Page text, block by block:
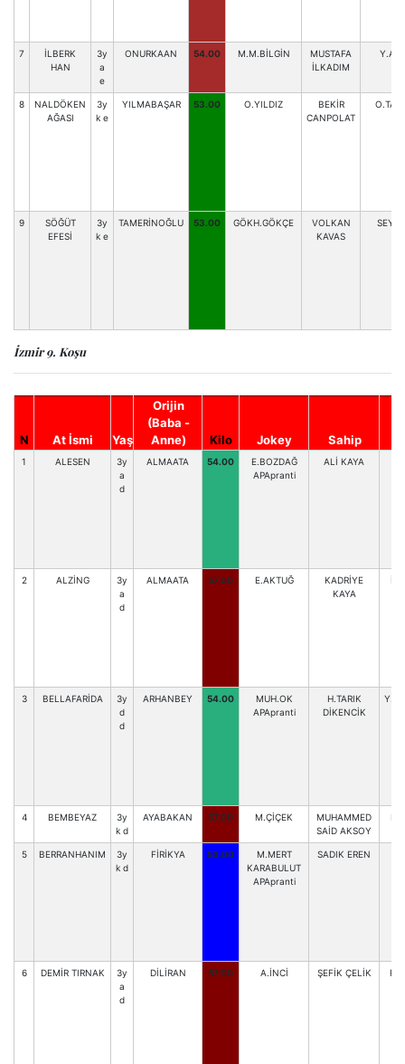
7
İLBERK
HAN
3y
a
e
ONURKAAN 54.00 M.M.BİLGİN
MUSTAFA
İLKADIM
8
NALDÖKEN
AĞASI
3y
k e
YILMABAŞAR 53.00 O.YILDIZ
BEKİR
CANPOLAT
9
SÖĞÜT
EFESİ
3y
k e
TAMERİNOĞLU 53.00 GÖKH.GÖKÇE
VOLKAN
KAVAS
İzmir 9. Koşu
N At İsmi Yaş
Orijin
(Baba -
Anne)
Kilo Jokey Sahip
1 ALESEN
3y
a
d
ALMAATA 54.00
E.BOZDAĞ
APApranti
ALİ KAYA
2 ALZİNG
3y
a
d
ALMAATA 57.00 E.AKTUĞ
KADRİYE
KAYA
3 BELLAFARİDA
3y
d
d
ARHANBEY 54.00
MUH.OK
APApranti
H.TARIK
DİKENCİK
4 BEMBEYAZ
3y
k d
AYABAKAN 57.00 M.ÇİÇEK
MUHAMMED
SAİD AKSOY
5 BERRANHANIM
3y
k d
FİRİKYA 53.00
M.MERT
KARABULUT
APApranti
SADIK EREN
6 DEMİR TIRNAK
3y
a
d
DİLİRAN 57.00 A.İNCİ ŞEFİK ÇELİK